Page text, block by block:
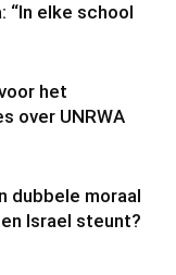
“In elke school
het
over UNRWA
dubbele moraal
Israel steunt?